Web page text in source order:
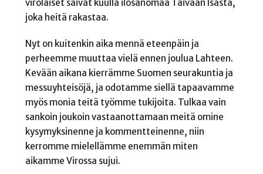
virolaiset saivat kuulla ilosanomaa Taivaan Isästä,
joka heitä rakastaa.
Nyt on kuitenkin aika mennä eteenpäin ja
perheemme muuttaa vielä ennen joulua Lahteen.
Kevään aikana kierrämme Suomen seurakuntia ja
messuyhteisöjä, ja odotamme siellä tapaavamme
myös monia teitä työmme tukijoita. Tulkaa vain
sankoin joukoin vastaanottamaan meitä omine
kysymyksinenne ja kommentteinenne, niin
kerromme mielellämme enemmän miten
aikamme Virossa sujui.